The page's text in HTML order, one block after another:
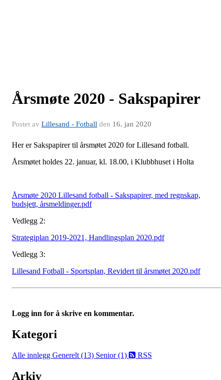
Årsmøte 2020 - Sakspapirer
Postet av Lillesand - Fotball den 16. jan 2020
Her er Sakspapirer til årsmøtet 2020 for Lillesand fotball.
Årsmøtet holdes 22. januar, kl. 18.00, i Klubbhuset i Holta
Årsmøte 2020 Lillesand fotball - Sakspapirer, med regnskap,
budsjett, årsmeldinger.pdf
Vedlegg 2:
Strategiplan 2019-2021, Handlingsplan 2020.pdf
Vedlegg 3:
Lillesand Fotball - Sportsplan, Revidert til årsmøtet 2020.pdf
Logg inn for å skrive en kommentar.
Kategori
Alle innlegg Generelt (13) Senior (1) RSS
Arkiv